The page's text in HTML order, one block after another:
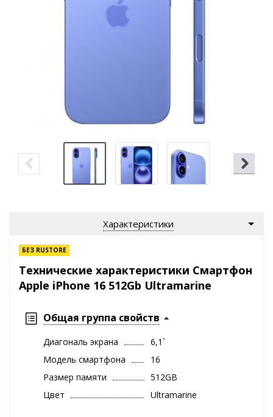
Характеристики
БЕЗ RUSTORE
Технические характеристики Смартфон
Apple iPhone 16 512Gb Ultramarine
Общая группа свойств
Диагональ экрана
6,1`
Модель смартфона
16
Размер памяти
512GB
Цвет
Ultramarine